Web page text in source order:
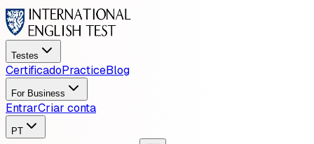
Testes
CertificadoPracticeBlog
For Business
EntrarCriar conta
PT